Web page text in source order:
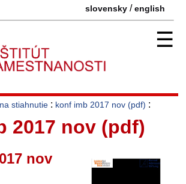
slovensky /english
☰
stiahnutie : konf imb 2017 nov (pdf) :
2017 nov (pdf)
nov